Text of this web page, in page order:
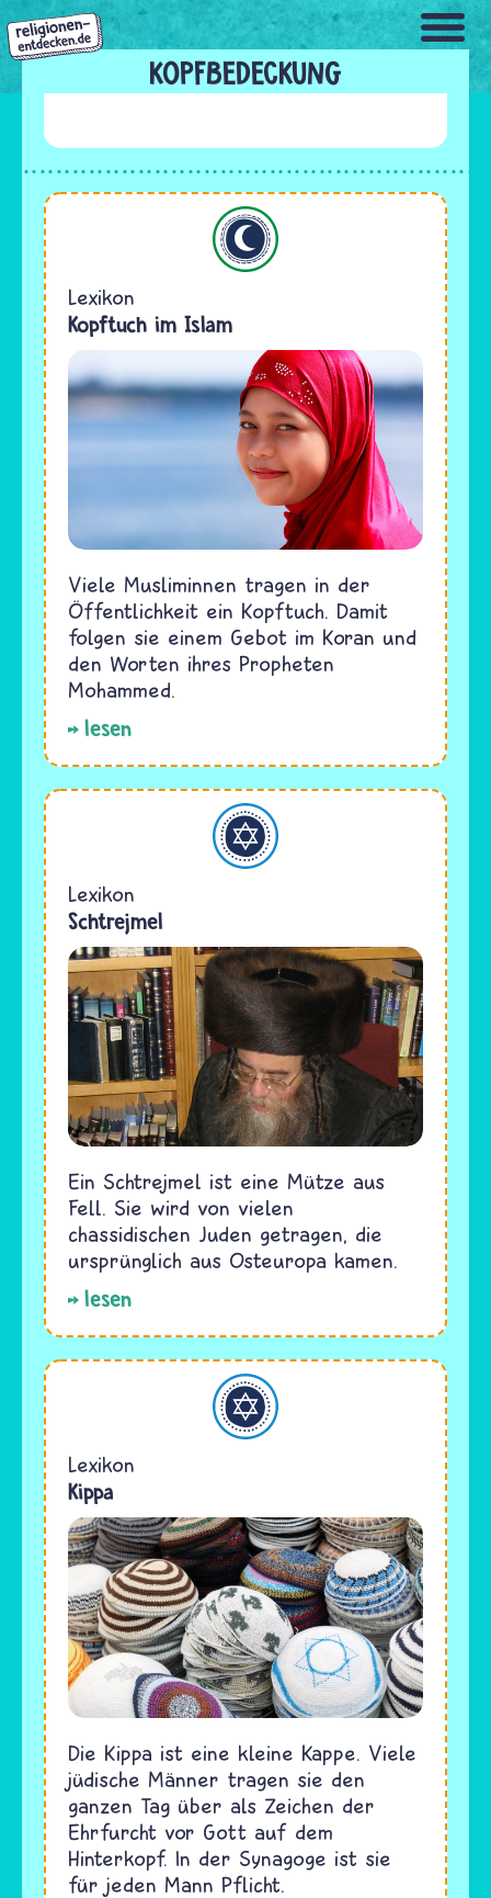
Direkt
zum
Inhalt
KOPFBEDECKUNG
Lexikon
Kopftuch im Islam
Viele Musliminnen tragen in der
Öffentlichkeit ein Kopftuch. Damit
folgen sie einem Gebot im Koran und
den Worten ihres Propheten
Mohammed.
lesen
Judentum
Lexikon
Schtrejmel
Ein Schtrejmel ist eine Mütze aus
Fell. Sie wird von vielen
chassidischen Juden getragen, die
ursprünglich aus Osteuropa kamen.
lesen
Judentum
Lexikon
Kippa
Die Kippa ist eine kleine Kappe. Viele
jüdische Männer tragen sie den
ganzen Tag über als Zeichen der
Ehrfurcht vor Gott auf dem
Hinterkopf. In der Synagoge ist sie
für jeden Mann Pflicht.